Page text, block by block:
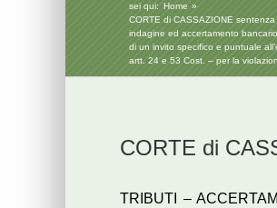
sei qui: Home
CORTE di CASSAZIONE
indagine ed accertamento
di un invito specifico e puntuale
artt. 24 e 53 Cost. – per la
CORTE di
TRIBUTI –